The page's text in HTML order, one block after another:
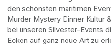
den schönsten maritimen
Murder Mystery Dinner Kultur
bei unseren Silvester-Events
Ecken auf ganz neue Art zu